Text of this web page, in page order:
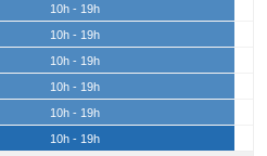
10h - 19h
10h - 19h
10h - 19h
10h - 19h
10h - 19h
10h - 19h